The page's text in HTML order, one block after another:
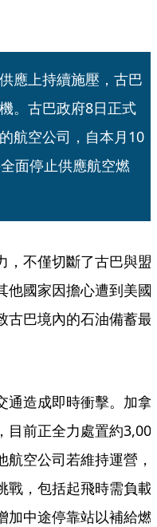
應上持續施壓，古巴
。古巴政府8日正式
航空公司，自本月10
面停止供應航空燃
，不僅切斷了古巴與盟
他國家因擔心遭到美國
古巴境內的石油備蓄最
通造成即時衝擊。加拿
目前正全力處置約
航空公司若維持運營，
戰，包括起飛時需負載
加中途停靠站以補給燃